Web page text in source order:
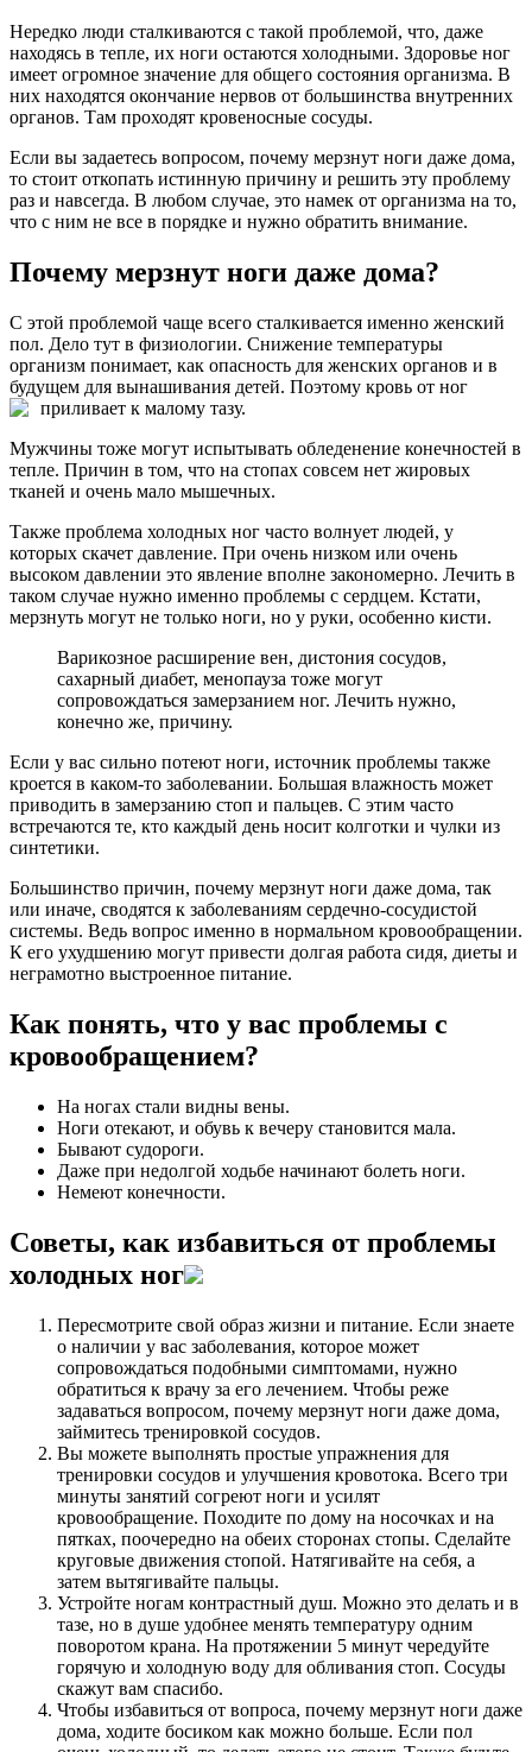
Нередко люди сталкиваются с такой проблемой, что, даже
находясь в тепле, их ноги остаются холодными. Здоровье ног
имеет огромное значение для общего состояния организма. В
них находятся окончание нервов от большинства внутренних
органов. Там проходят кровеносные сосуды.
Если вы задаетесь вопросом, почему мерзнут ноги даже дома,
то стоит откопать истинную причину и решить эту проблему
раз и навсегда. В любом случае, это намек от организма на то,
что с ним не все в порядке и нужно обратить внимание.
Почему мерзнут ноги даже дома?
С этой проблемой чаще всего сталкивается именно женский
пол. Дело тут в физиологии. Снижение температуры
организм понимает, как опасность для женских органов и в
будущем для вынашивания детей. Поэтому кровь от ног
приливает к малому тазу.
Мужчины тоже могут испытывать обледенение конечностей в
тепле. Причин в том, что на стопах совсем нет жировых
тканей и очень мало мышечных.
Также проблема холодных ног часто волнует людей, у
которых скачет давление. При очень низком или очень
высоком давлении это явление вполне закономерно. Лечить в
таком случае нужно именно проблемы с сердцем. Кстати,
мерзнуть могут не только ноги, но у руки, особенно кисти.
Варикозное расширение вен, дистония сосудов,
сахарный диабет, менопауза тоже могут
сопровождаться замерзанием ног. Лечить нужно,
конечно же, причину.
Если у вас сильно потеют ноги, источник проблемы также
кроется в каком-то заболевании. Большая влажность может
приводить в замерзанию стоп и пальцев. С этим часто
встречаются те, кто каждый день носит колготки и чулки из
синтетики.
Большинство причин, почему мерзнут ноги даже дома, так
или иначе, сводятся к заболеваниям сердечно-сосудистой
системы. Ведь вопрос именно в нормальном кровообращении.
К его ухудшению могут привести долгая работа сидя, диеты и
неграмотно выстроенное питание.
Как понять, что у вас проблемы с
кровообращением?
На ногах стали видны вены.
Ноги отекают, и обувь к вечеру становится мала.
Бывают судороги.
Даже при недолгой ходьбе начинают болеть ноги.
Немеют конечности.
Советы, как избавиться от проблемы
холодных ног
Пересмотрите свой образ жизни и питание. Если знаете
о наличии у вас заболевания, которое может
сопровождаться подобными симптомами, нужно
обратиться к врачу за его лечением. Чтобы реже
задаваться вопросом, почему мерзнут ноги даже дома,
займитесь тренировкой сосудов.
Вы можете выполнять простые упражнения для
тренировки сосудов и улучшения кровотока. Всего три
минуты занятий согреют ноги и усилят
кровообращение. Походите по дому на носочках и на
пятках, поочередно на обеих сторонах стопы. Сделайте
круговые движения стопой. Натягивайте на себя, а
затем вытягивайте пальцы.
Устройте ногам контрастный душ. Можно это делать и в
тазе, но в душе удобнее менять температуру одним
поворотом крана. На протяжении 5 минут чередуйте
горячую и холодную воду для обливания стоп. Сосуды
скажут вам спасибо.
Чтобы избавиться от вопроса, почему мерзнут ноги даже
дома, ходите босиком как можно больше. Если пол